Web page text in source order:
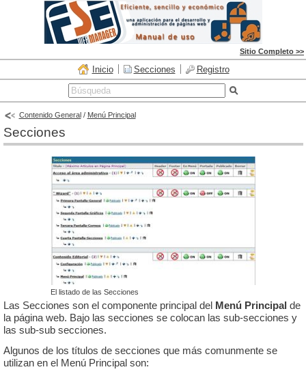
Sitio Completo >>
Inicio Secciones Registro
Contenido General/ Menú Principal
Secciones
El listado de las Secciones
Las Secciones son el componente principal del Menú Principal de
la página web. Bajo las secciones se colocan las sub-secciones y
las sub-sub secciones.
Algunos de los títulos de secciones que más comunmente se
utilizan en el Menú Principal son: